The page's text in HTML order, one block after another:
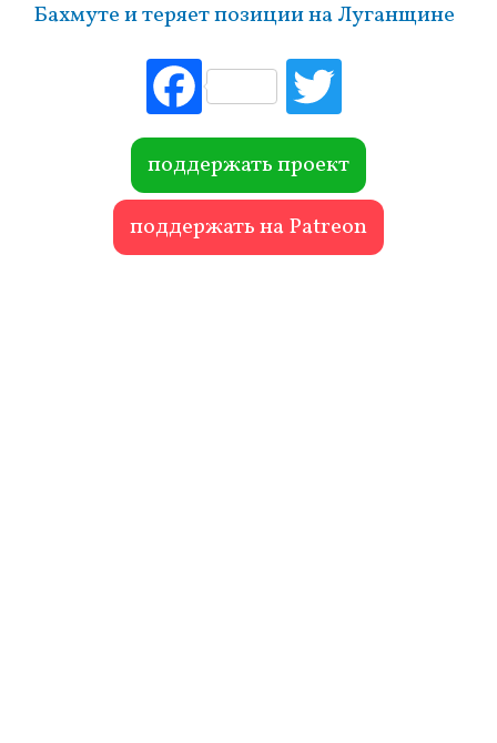
Бахмуте и теряет позиции на Луганщине
Fac
ebo
ok r
поддержать проект
поддержать на Patreon